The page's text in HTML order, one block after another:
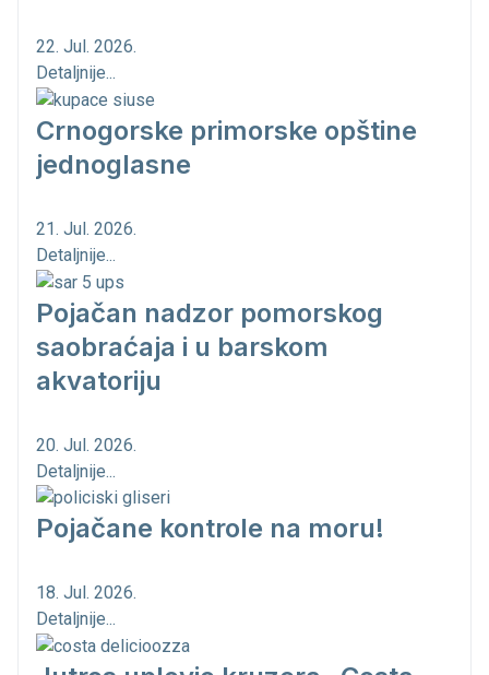
22. Jul. 2026.
Detaljnije...
Crnogorske primorske opštine
jednoglasne
21. Jul. 2026.
Detaljnije...
Pojačan nadzor pomorskog
saobraćaja i u barskom
akvatoriju
20. Jul. 2026.
Detaljnije...
Pojačane kontrole na moru!
18. Jul. 2026.
Detaljnije...